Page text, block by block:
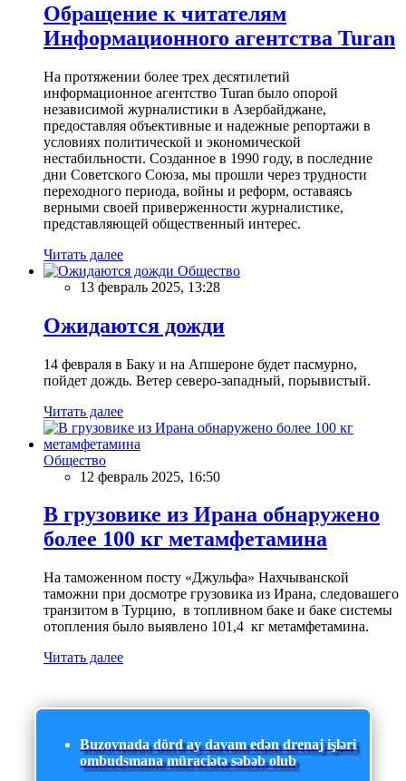
Обращение к читателям
Информационного агентства Turan
На протяжении более трех десятилетий
информационное агентство Turan было опорой
независимой журналистики в Азербайджане,
предоставляя объективные и надежные репортажи в
условиях политической и экономической
нестабильности. Созданное в 1990 году, в последние
дни Советского Союза, мы прошли через трудности
переходного периода, войны и реформ, оставаясь
верными своей приверженности журналистике,
представляющей общественный интерес.
Читать далее
Общество
13 февраль 2025, 13:28
Ожидаются дожди
14 февраля в Баку и на Апшероне будет пасмурно,
пойдет дождь. Ветер северо-западный, порывистый.
Читать далее
Общество
12 февраль 2025, 16:50
В грузовике из Ирана обнаружено
более 100 кг метамфетамина
На таможенном посту «Джульфа» Нахчыванской
таможни при досмотре грузовика из Ирана, следовашего
транзитом в Турцию, в топливном баке и баке системы
отопления было выявлено 101,4 кг метамфетамина.
Читать далее
Buzovnada dörd ay davam edən drenaj işləri
ombudsmana müraciətə səbəb olub